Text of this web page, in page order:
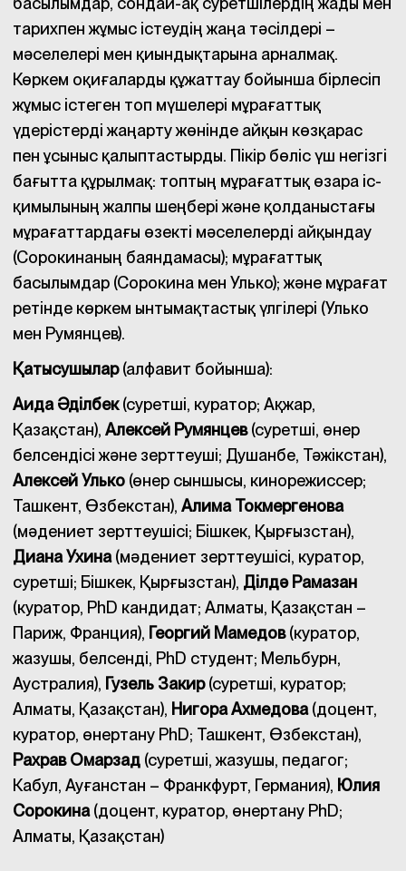
тарихпен жұмыс істеудің жаңа тәсілдері –
мәселелері мен қиындықтарына арналмақ.
Көркем оқиғаларды құжаттау бойынша бірлесіп
жұмыс істеген топ мүшелері мұрағаттық
үдерістерді жаңарту жөнінде айқын көзқарас
пен ұсыныс қалыптастырды. Пікір бөліс үш негізгі
бағытта құрылмақ: топтың мұрағаттық өзара іс-
қимылының жалпы шеңбері және қолданыстағы
мұрағаттардағы өзекті мәселелерді айқындау
(Сорокинаның баяндамасы); мұрағаттық
басылымдар (Сорокина мен Улько); және мұрағат
ретінде көркем ынтымақтастық үлгілері (Улько
мен Румянцев).
Қатысушылар(алфавит бойынша):
Аида Әділбек(суретші, куратор; Ақжар,
Қазақстан), Алексей Румянцев(суретші, өнер
белсендісі және зерттеуші; Душанбе, Тәжікстан),
Алексей Улько (өнер сыншысы, кинорежиссер;
Ташкент, Өзбекстан),Алима Токмергенова
(мәдениет зерттеушісі; Бішкек, Қырғызстан),
Диана Ухина(мәдениет зерттеушісі, куратор,
суретші; Бішкек, Қырғызстан), Ділдә Рамазан
(куратор, PhD кандидат; Алматы, Қазақстан –
Париж, Франция), Георгий Мамедов(куратор,
жазушы, белсенді, PhD студент; Мельбурн,
Аустралия), Гузель Закир(суретші, куратор;
Алматы, Қазақстан), Нигора Ахмедова(доцент,
куратор, өнертану PhD; Ташкент, Өзбекстан),
Рахрав Омарзад (суретші, жазушы, педагог;
Кабул, Ауғанстан – Франкфурт, Германия), Юлия
Сорокина(доцент, куратор, өнертану PhD;
Алматы, Қазақстан)